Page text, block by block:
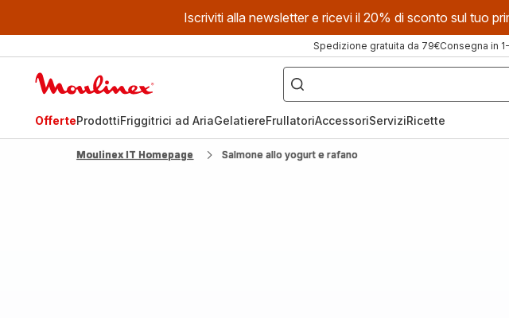
Iscriviti alla newsletter e ricevi il 20% di sconto sul tuo
Spedizione gratuita da 79€Consegna in
Cosa
stai
cercando?
OfferteProdottiFriggitrici ad AriaGelatiereFrullatoriAccessoriServiziRicette
Moulinex IT Homepage Salmone allo yogurt e rafano